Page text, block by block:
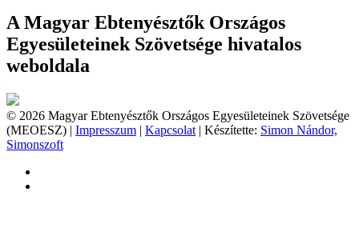
A Magyar Ebtenyésztők Országos
Egyesületeinek Szövetsége hivatalos
weboldala
© 2026 Magyar Ebtenyésztők Országos Egyesületeinek Szövetsége
(MEOESZ) | Impresszum | Kapcsolat | Készítette: Simon Nándor,
Simonszoft